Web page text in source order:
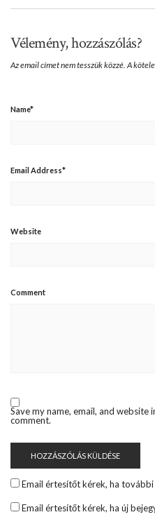
Vélemény, hozzászólás?
Az email címet nem tesszük közzé. A
Name*
Email Address*
Website
Comment
Save my name, email, and
comment.
Email értesítőt kérek, ha további
Email értesítőt kérek, ha új